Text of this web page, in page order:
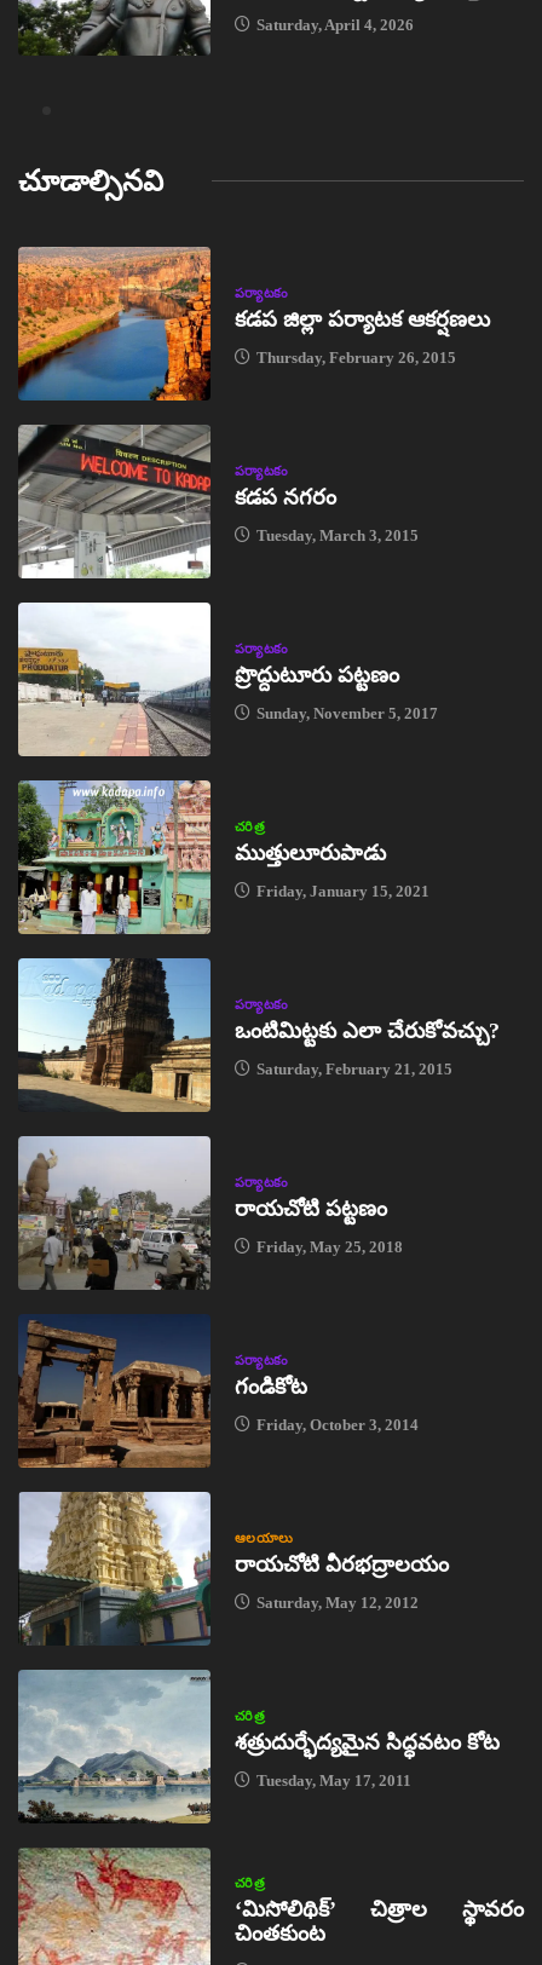
Saturday, April 4, 2026
చూడాల్సినవి
పర్యాటకం
కడప జిల్లా పర్యాటక ఆకర్షణలు
Thursday, February 26, 2015
పర్యాటకం
కడప నగరం
Tuesday, March 3, 2015
పర్యాటకం
ప్రొద్దుటూరు పట్టణం
Sunday, November 5, 2017
చరిత్ర
ముత్తులూరుపాడు
Friday, January 15, 2021
పర్యాటకం
ఒంటిమిట్టకు ఎలా చేరుకోవచ్చు?
Saturday, February 21, 2015
పర్యాటకం
రాయచోటి పట్టణం
Friday, May 25, 2018
పర్యాటకం
గండికోట
Friday, October 3, 2014
ఆలయాలు
రాయచోటి వీరభద్రాలయం
Saturday, May 12, 2012
చరిత్ర
శత్రుదుర్భేద్యమైన సిద్ధవటం కోట
Tuesday, May 17, 2011
చరిత్ర
‘మిసోలిథిక్‌’ చిత్రాల స్థావరం
చింతకుంట